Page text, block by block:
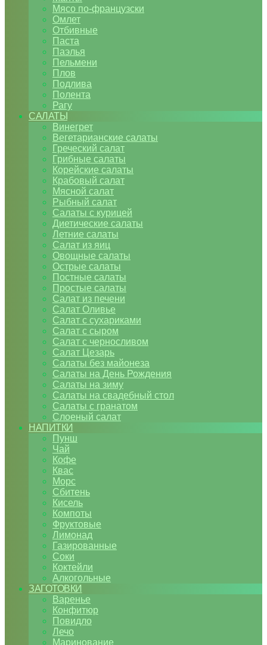
Мясо по-французски
Омлет
Отбивные
Паста
Паэлья
Пельмени
Плов
Подлива
Полента
Рагу
САЛАТЫ
Винегрет
Вегетарианские салаты
Греческий салат
Грибные салаты
Корейские салаты
Крабовый салат
Мясной салат
Рыбный салат
Салаты с курицей
Диетические салаты
Летние салаты
Салат из яиц
Овощные салаты
Острые салаты
Постные салаты
Простые салаты
Салат из печени
Салат Оливье
Салат с сухариками
Салат с сыром
Салат с черносливом
Салат Цезарь
Салаты без майонеза
Салаты на День Рождения
Салаты на зиму
Салаты на свадебный стол
Салаты с гранатом
Слоеный салат
НАПИТКИ
Пунш
Чай
Кофе
Квас
Морс
Сбитень
Кисель
Компоты
Фруктовые
Лимонад
Газированные
Соки
Коктейли
Алкогольные
ЗАГОТОВКИ
Варенье
Конфитюр
Повидло
Лечо
Маринование